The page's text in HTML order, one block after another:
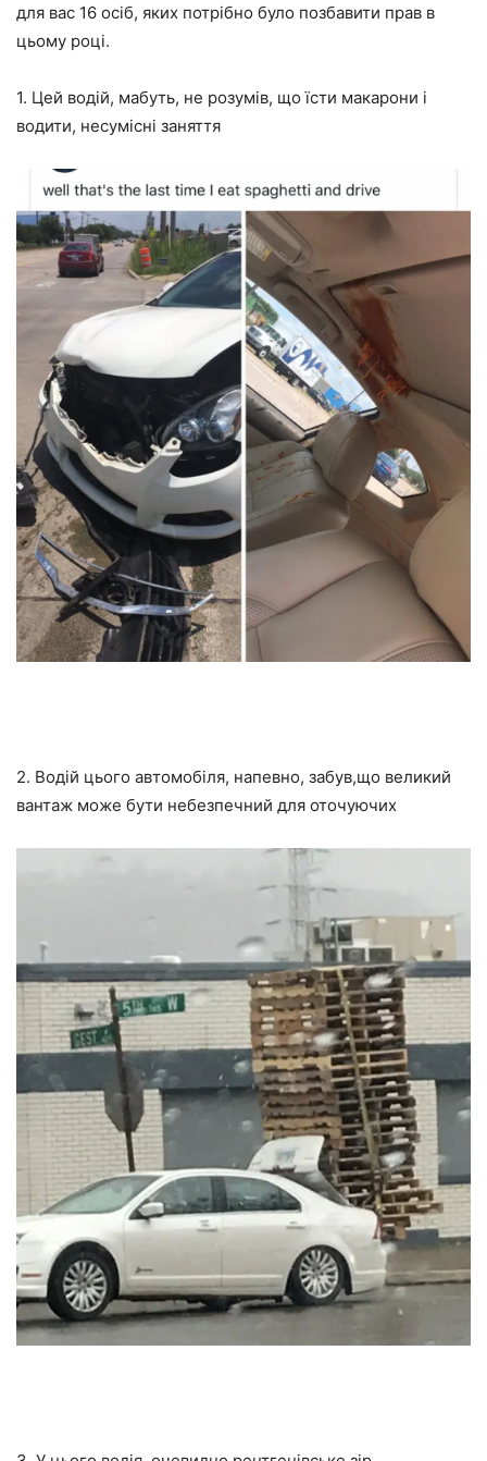
для вас 16 осіб, яких потрібно було позбавити прав в
цьому році.
1. Цей водій, мабуть, не розумів, що їсти макарони і
водити, несумісні заняття
2. Водій цього автомобіля, напевно, забув,що великий
вантаж може бути небезпечний для оточуючих